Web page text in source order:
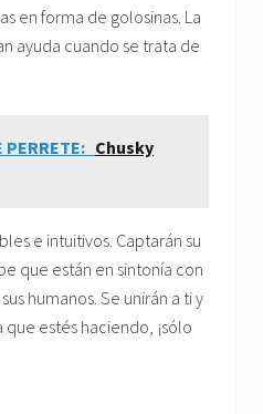
en forma de golosinas. La
ayuda cuando se trata de
PERRETE: Chusky
e intuitivos. Captarán su
que están en sintonía con
humanos. Se unirán a ti y
estés haciendo, ¡sólo